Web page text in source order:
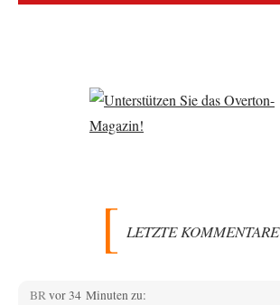
LETZTE KOMMENTARE
BRvor 34 Minuten zu: